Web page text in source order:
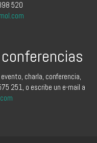
520
charla, conferencia,
251, o escribe un e-mail a